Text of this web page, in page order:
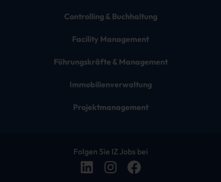
Controlling & Buchhaltung
Facility Management
Führungskräfte & Management
Immobilienverwaltung
Projektmanagement
Folgen Sie IZ Jobs bei